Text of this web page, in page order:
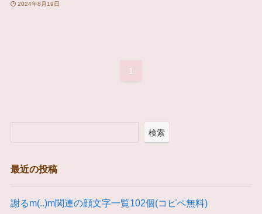
2024年8月19日
1
検索
最近の投稿
謝るm(..)m関連の顔文字一覧102個(コピペ無料)